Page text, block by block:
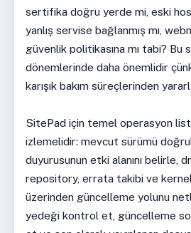
sertifika doğru yerde mi, eski
yanlış servise bağlanmış mı,
güvenlik politikasına mı tabi? Bu
dönemlerinde daha önemlidir
karışık bakım süreçlerinden
SitePad için temel operasyon
izlemelidir: mevcut sürümü
duyurusunun etki alanını belirle,
repository, errata takibi ve
üzerinden güncelleme yolunu
yedeği kontrol et, güncelleme